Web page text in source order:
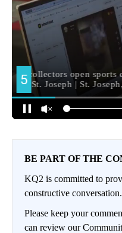
BE PART OF THE
KQ2 is committed to
constructive conversation.
Please keep your
can review our